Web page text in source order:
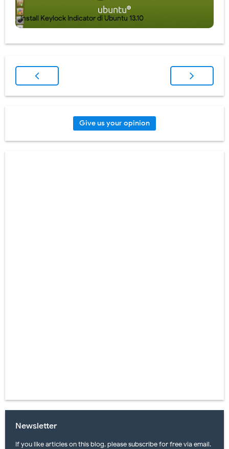
Install Keylock Indicator di Ubuntu 13.10
Give us your opinion
Newsletter
If you like articles on this blog, please subscribe for free via email.